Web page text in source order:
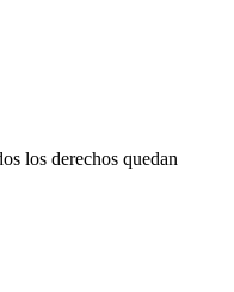
los derechos quedan